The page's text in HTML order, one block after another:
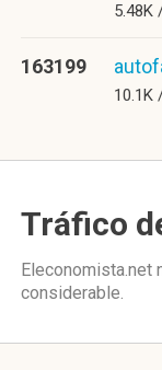
5.48K
163199
10.1K
Tráfico
Eleconomista.net
considerable.